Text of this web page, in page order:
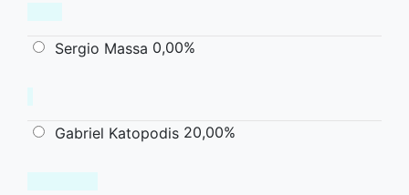
Sergio Massa 0,00%
Gabriel Katopodis 20,00%